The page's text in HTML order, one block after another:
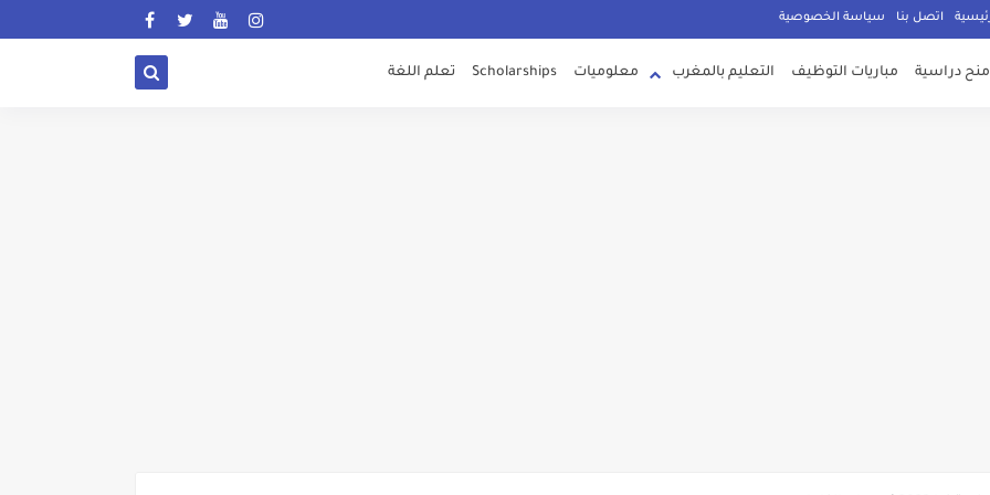
اتصل بنا سياسة الخصوصية
منح دراسية مباريات التوظيف التعليم بالمغرب معلوميات Scholarships تعلم اللغة